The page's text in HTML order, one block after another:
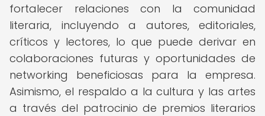
fortalecer relaciones con la comunidad
literaria, incluyendo a autores, editoriales,
críticos y lectores, lo que puede derivar en
colaboraciones futuras y oportunidades de
networking beneficiosas para la empresa.
Asimismo, el respaldo a la cultura y las artes
a través del patrocinio de premios literarios